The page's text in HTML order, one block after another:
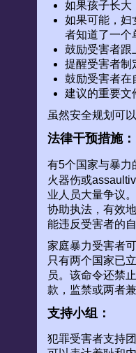
如果孩子长大
如果可能，妇
者知道了一个
鼓励受害者跟
提醒受害者制
鼓励受害者在
建议的重要文
虽然安全规划可
法律干预措施：
有5个国家与暴力
火器伤或
业人员大量争议
协助执法，有效
能违反受害者的
家庭暴力受害者
只有两个国家已
员。该命令还禁
款，监禁或两者
支持小组：
犯罪受害者支持